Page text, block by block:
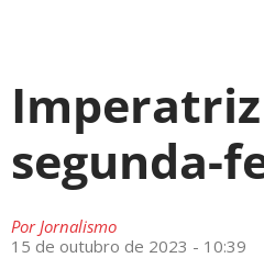
segunda-
PorJornalismo
15 de outubro de 2023 - 10:39